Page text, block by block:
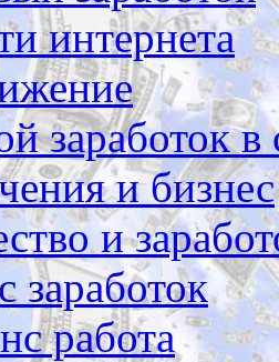
интернета
заработок в
и бизнес
и
заработок
работа